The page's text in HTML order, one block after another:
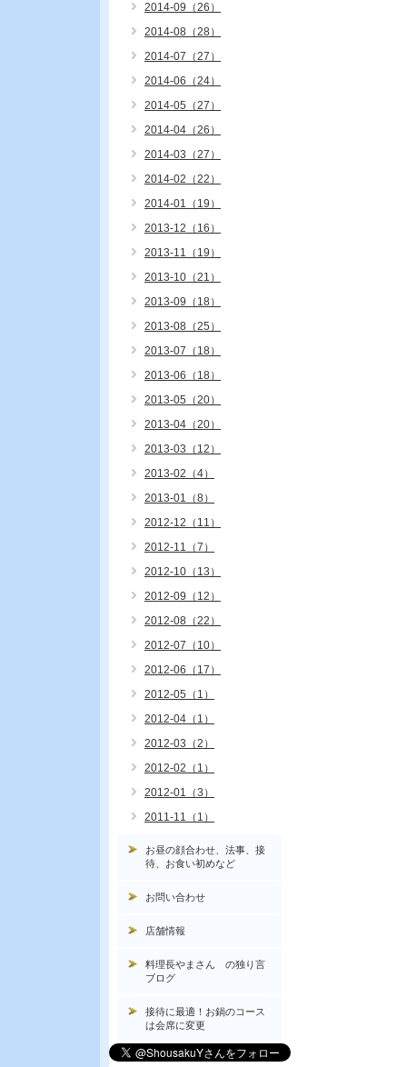
2014-09（26）
2014-08（28）
2014-07（27）
2014-06（24）
2014-05（27）
2014-04（26）
2014-03（27）
2014-02（22）
2014-01（19）
2013-12（16）
2013-11（19）
2013-10（21）
2013-09（18）
2013-08（25）
2013-07（18）
2013-06（18）
2013-05（20）
2013-04（20）
2013-03（12）
2013-02（4）
2013-01（8）
2012-12（11）
2012-11（7）
2012-10（13）
2012-09（12）
2012-08（22）
2012-07（10）
2012-06（17）
2012-05（1）
2012-04（1）
2012-03（2）
2012-02（1）
2012-01（3）
2011-11（1）
お昼の顔合わせ、法事、接
待、お食い初めなど
お問い合わせ
店舗情報
料理長やまさん の独り言
ブログ
接待に最適！お鍋のコース
は会席に変更